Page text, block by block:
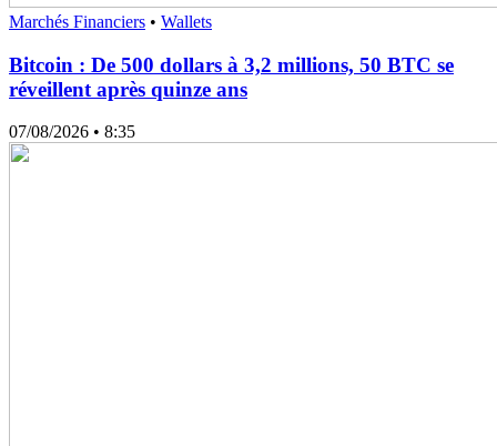
Marchés Financiers • Wallets
Bitcoin : De 500 dollars à 3,2 millions, 50 BTC se
réveillent après quinze ans
07/08/2026 • 8:35